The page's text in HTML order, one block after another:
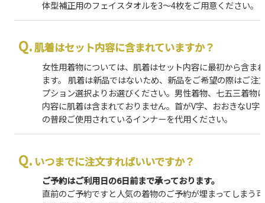
体型補正用のフェイスタオルを3～4枚をご用意ください。
肌着はセット内容に含まれていますか？
女性用着物については、肌着はセット内容に最初から含ま
ます。 肌着は新品ではないため、新品をご希望の際はご注
プション選択よりお選びください。男性着物、七五三着物
内容に肌着は含まれておりません。首がV字、おおきなU字
の普段ご使用されているインナーを代用ください。
いつまでに注文すればいいですか？
ご予約はご利用日の6日前まで承っております。
直前のご予約ですと人気の着物のご予約が埋まってしまう